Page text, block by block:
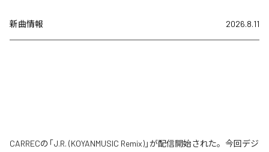
新曲情報 2026.8.11
CARRECの「J.R. (KOYANMUSIC Remix)」が配信開始された。今回デジ